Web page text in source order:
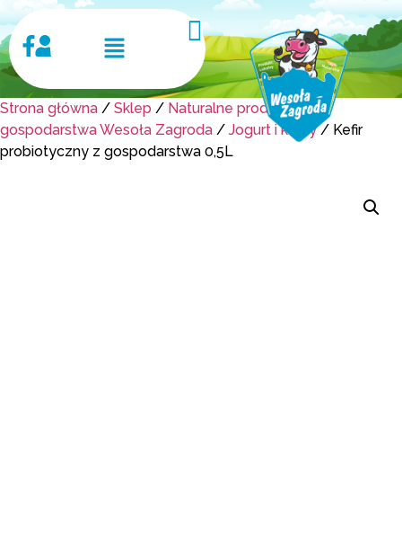
Strona główna / Sklep / Naturalne produkty z
gospodarstwa Wesoła Zagroda / Jogurt i kefiry/ Kefir
probiotyczny z gospodarstwa 0,5L